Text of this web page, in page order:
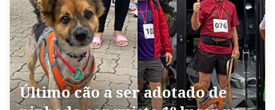
Último cão a ser adotado de